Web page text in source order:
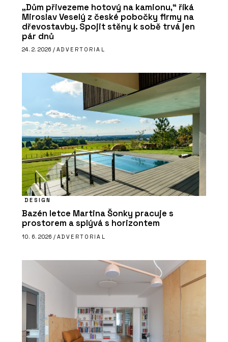
„Dům přivezeme hotový na kamionu,“ říká
Miroslav Veselý z české pobočky firmy na
dřevostavby. Spojit stěny k sobě trvá jen
pár dnů
24. 2. 2026 / ADVERTORIAL
DESIGN
Bazén letce Martina Šonky pracuje s
prostorem a splývá s horizontem
10. 6. 2026 / ADVERTORIAL